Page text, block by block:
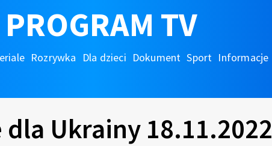
PROGRAM TV
Rozrywka Dla dzieci Dokument Sport Informacje
Ukrainy 18.11.2022